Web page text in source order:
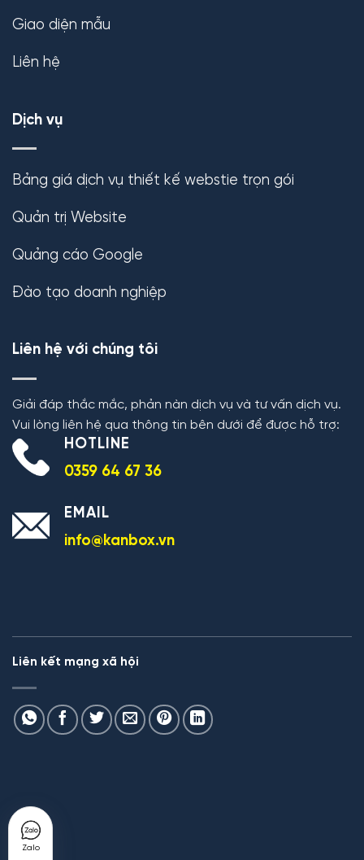
Zalo
Giao diện mẫu
Liên hệ
Dịch vụ
Bảng giá dịch vụ thiết kế webstie trọn gói
Quản trị Website
Quảng cáo Google
Đào tạo doanh nghiệp
Liên hệ với chúng tôi
Giải đáp thắc mắc, phản nàn dịch vụ và tư vấn dịch vụ.
Vui lòng liên hệ qua thông tin bên dưới để được hỗ trợ:
HOTLINE
0359 64 67 36
EMAIL
info@kanbox.vn
Liên kết mạng xã hội